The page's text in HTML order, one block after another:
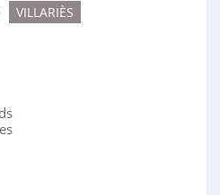
VILLARIÈS